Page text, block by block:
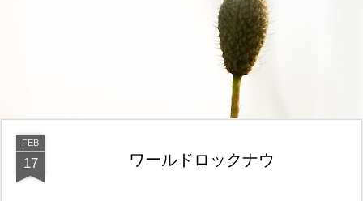
FEB
17 ワールドロックナウ